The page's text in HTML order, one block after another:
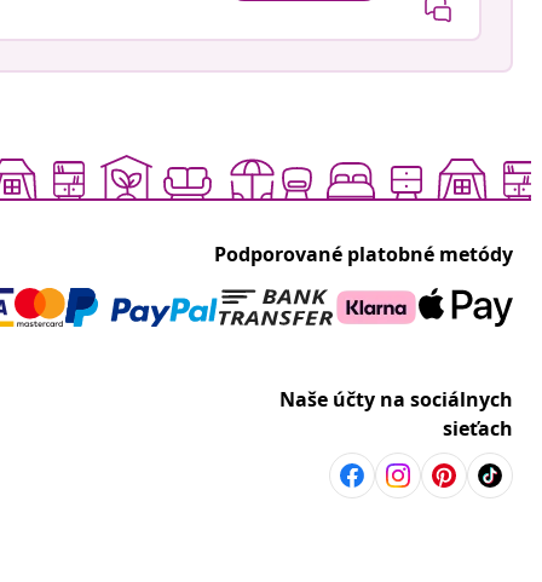
Podporované platobné metódy
Naše účty na sociálnych
sieťach